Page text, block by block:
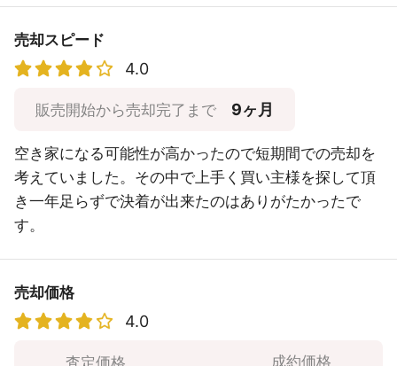
売却スピード
4.0
販売開始から売却完了まで 9ヶ月
空き家になる可能性が高かったので短期間での売却を
考えていました。その中で上手く買い主様を探して頂
き一年足らずで決着が出来たのはありがたかったで
す。
売却価格
4.0
査定価格 成約価格